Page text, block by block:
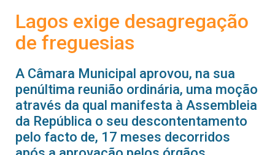
Lagos exige desagregação
de freguesias
A Câmara Municipal aprovou, na sua
penúltima reunião ordinária, uma moção
através da qual manifesta à Assembleia
da República o seu descontentamento
pelo facto de, 17 meses decorridos